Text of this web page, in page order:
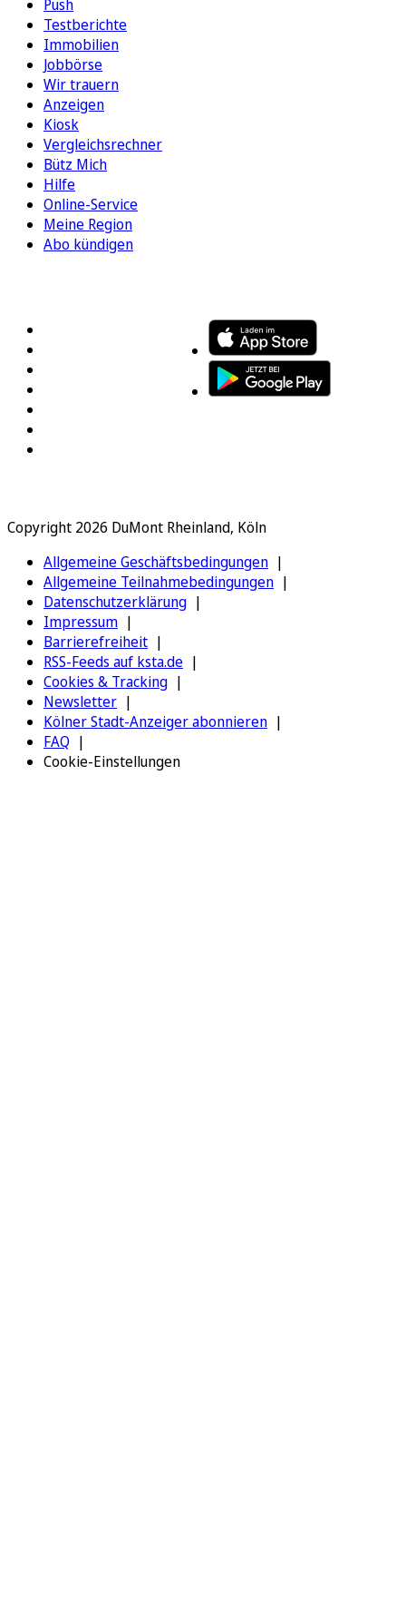
Push
Testberichte
Immobilien
Jobbörse
Wir trauern
Anzeigen
Kiosk
Vergleichsrechner
Bütz Mich
Hilfe
Online-Service
Meine Region
Abo kündigen
Copyright 2026 DuMont Rheinland, Köln
Allgemeine Geschäftsbedingungen
Allgemeine Teilnahmebedingungen
Datenschutzerklärung
Impressum
Barrierefreiheit
RSS-Feeds auf ksta.de
Cookies & Tracking
Newsletter
Kölner Stadt-Anzeiger abonnieren
FAQ
Cookie-Einstellungen